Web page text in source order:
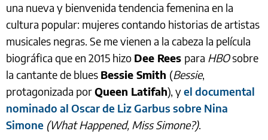
una nueva y bienvenida tendencia femenina en la
cultura popular: mujeres contando historias de artistas
musicales negras. Se me vienen a la cabeza la película
biográfica que en 2015 hizo Dee Rees para HBOsobre
la cantante de blues Bessie Smith (Bessie,
protagonizada porQueen Latifah), yel documental
nominado al Oscar de Liz Garbus sobre Nina
Simone (What Happened, Miss Simone?).